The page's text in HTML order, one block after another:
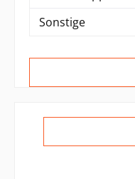
Sonstige